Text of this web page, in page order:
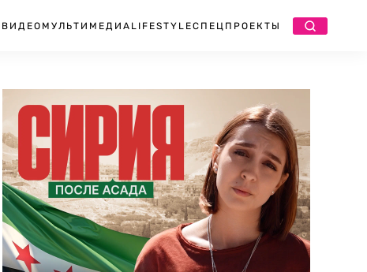
ВИДЕО МУЛЬТИМЕДИА LIFESTYLEСПЕЦПРОЕКТЫ